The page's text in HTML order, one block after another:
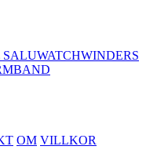
SALUWATCHWINDERS
OM VILLKOR